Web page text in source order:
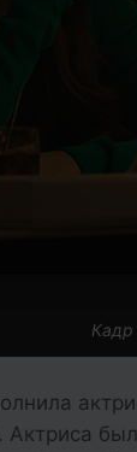
Кадр
Актриса